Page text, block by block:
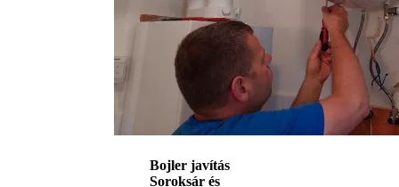
Bojler javítás
Soroksár és